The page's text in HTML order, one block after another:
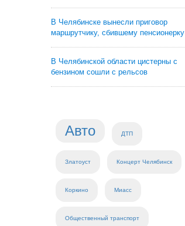
В Челябинске вынесли приговор
маршрутчику, сбившему пенсионерку
В Челябинской области цистерны с
бензином сошли с рельсов
Авто ДТП
Златоуст Концерт Челябинск
Коркино Миасс
Общественный транспорт